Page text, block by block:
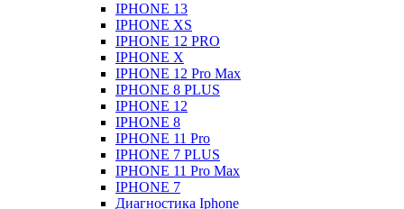
IPHONE 13
IPHONE XS
IPHONE 12 PRO
IPHONE X
IPHONE 12 Pro Max
IPHONE 8 PLUS
IPHONE 12
IPHONE 8
IPHONE 11 Pro
IPHONE 7 PLUS
IPHONE 11 Pro Max
IPHONE 7
Диагностика Iphone